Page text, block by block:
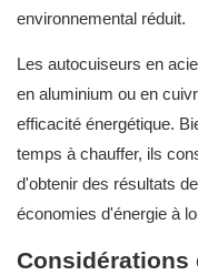
environnemental réduit.
Les autocuiseurs en
en aluminium ou en
efficacité énergétique.
temps à chauffer, ils
d'obtenir des résultats
économies d'énergie à
Considérations